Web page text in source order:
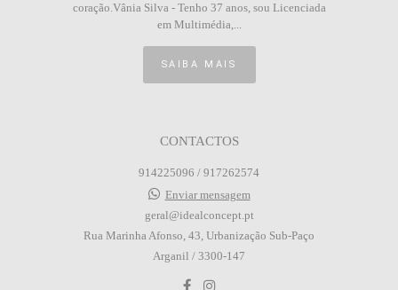
coração.Vânia Silva - Tenho 37 anos, sou Licenciada
em Multimédia,...
SAIBA MAIS
CONTACTOS
914225096 / 917262574
Enviar mensagem
geral@idealconcept.pt
Rua Marinha Afonso, 43, Urbanização Sub-Paço
Arganil / 3300-147